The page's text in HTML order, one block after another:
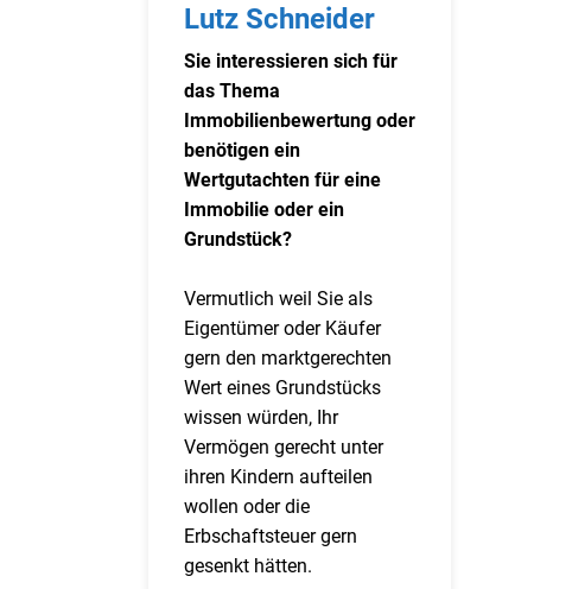
Lutz Schneider
Sie interessieren sich für
das Thema
Immobilienbewertung oder
benötigen ein
Wertgutachten für eine
Immobilie oder ein
Grundstück?
Vermutlich weil Sie als
Eigentümer oder Käufer
gern den marktgerechten
Wert eines Grundstücks
wissen würden, Ihr
Vermögen gerecht unter
ihren Kindern aufteilen
wollen oder die
Erbschaftsteuer gern
gesenkt hätten.